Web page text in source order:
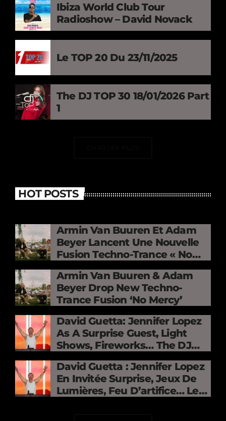
Ibiza World Club Tour
Radioshow – David Novack
Le TOP 20 Du 23/11/2025
The DJ TOP 30 18/01/2026 Part
1
HOT POSTS
Armin Van Buuren Et Adam
Beyer Lancent Une Nouvelle
Fusion Techno-Trance « No
Mercy »
Armin Van Buuren & Adam
Beyer Drop New Techno-
Trance Fusion ‘No Mercy’
David Guetta: Jennifer Lopez
As A Surprise Guest, Light
Shows, Fireworks… The DJ
Electrifies The Stade De
France
David Guetta : Jennifer Lopez
En Invitée Surprise, Jeux De
Lumières, Feu D’artifice… Le